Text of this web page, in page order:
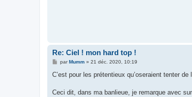
Re: Ciel ! mon hard top !
M
s
g
parMumm» 21 déc. 2020, 10:19
C’est pour les prétentieux qu’oseraient tenter de
Ceci dit, dans ma banlieue, je remarque avec